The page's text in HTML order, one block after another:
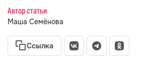
Автор статьи
Маша Семёнова
Ссылка